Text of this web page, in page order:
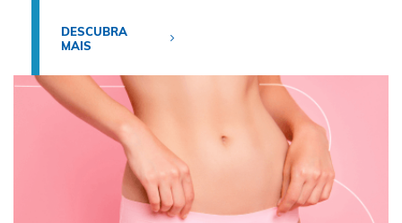
DESCUBRA
MAIS